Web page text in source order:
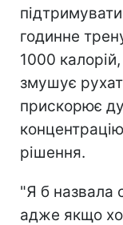
годинне
1000
змушує
прискорює
рішення.
"Я б назвала
адже якщо